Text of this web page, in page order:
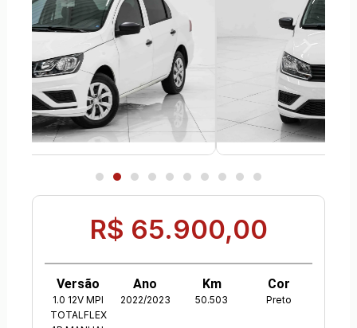
R$ 65.900,00
Versão
1.0 12V MPI
TOTALFLEX
Ano
2022/2023
Km
50.503
Cor
Preto